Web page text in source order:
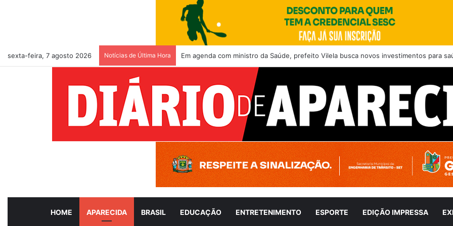
sexta-feira, 7 agosto 2026 Notícias de Última Hora Em agenda com ministro da Saúde, prefeito Vilela busca novos investimentos para
HOME APARECIDA BRASIL EDUCAÇÃO ENTRETENIMENTO ESPORTE EDIÇÃO IMPRESSA